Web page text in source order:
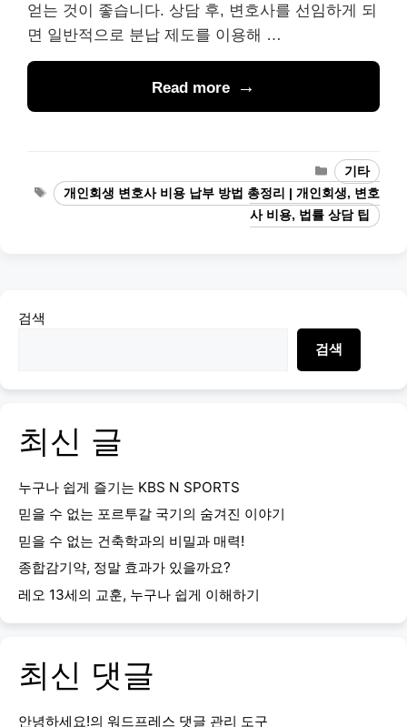
얻는 것이 좋습니다. 상담 후, 변호사를 선임하게 되
면 일반적으로 분납 제도를 이용해 …
Read more
Categories
기타
Tags
개인회생 변호사 비용 납부 방법 총정리 | 개인회생, 변호
사 비용, 법률 상담 팁
검색
검색
최신 글
누구나 쉽게 즐기는 KBS N SPORTS
믿을 수 없는 포르투갈 국기의 숨겨진 이야기
믿을 수 없는 건축학과의 비밀과 매력!
종합감기약, 정말 효과가 있을까요?
레오 13세의 교훈, 누구나 쉽게 이해하기
최신 댓글
안녕하세요!의 워드프레스 댓글 관리 도구